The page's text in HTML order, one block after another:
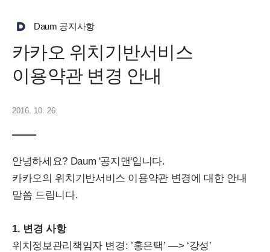
Daum 공지사항
카카오 위치기반서비스
이용약관 변경 안내
2016. 10. 26.
안녕하세요? Daum '공지맨'입니다.
카카오의 위치기반서비스 이용약관 변경에 대한 안내
말씀 드립니다.
1. 변경 사항
위치정보관리책임자 변경: ’홍은택’ —> ‘강성’